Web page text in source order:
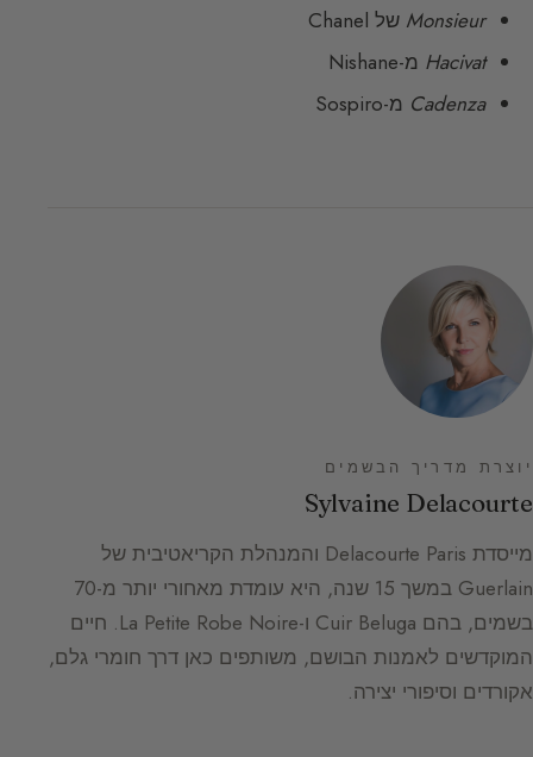
Monsieur של Chanel
Hacivat מ-Nishane
Cadenza מ-Sospiro
יוצרת מדריך הבשמים
Sylvaine Delacourte
מייסדת Delacourte Paris והמנהלת הקריאטיבית של
Guerlain במשך 15 שנה, היא עומדת מאחורי יותר מ-70
בשמים, בהם Cuir Beluga ו-La Petite Robe Noire. חיים
המוקדשים לאמנות הבושם, משותפים כאן דרך חומרי גלם,
אקורדים וסיפורי יצירה.